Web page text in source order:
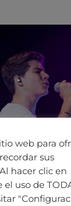
web para
sus
hacer clic en
uso de